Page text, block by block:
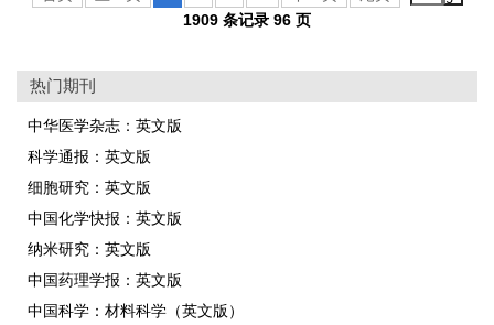
1909 条记录 96 页
热门期刊
中华医学杂志：英文版
科学通报：英文版
细胞研究：英文版
中国化学快报：英文版
纳米研究：英文版
中国药理学报：英文版
中国科学：材料科学（英文版）